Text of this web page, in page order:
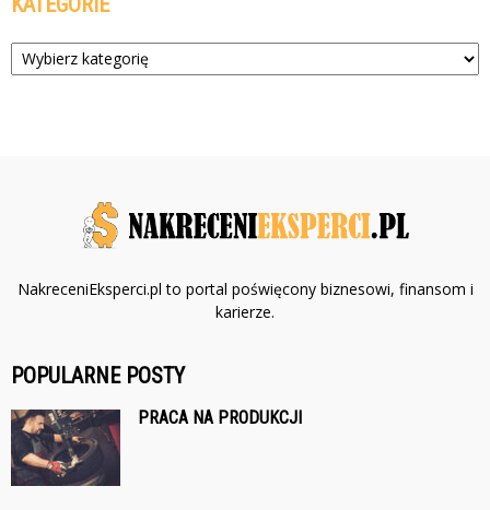
Kategorie
NakreceniEksperci.pl to portal poświęcony biznesowi, finansom i
karierze.
POPULARNE POSTY
PRACA NA PRODUKCJI